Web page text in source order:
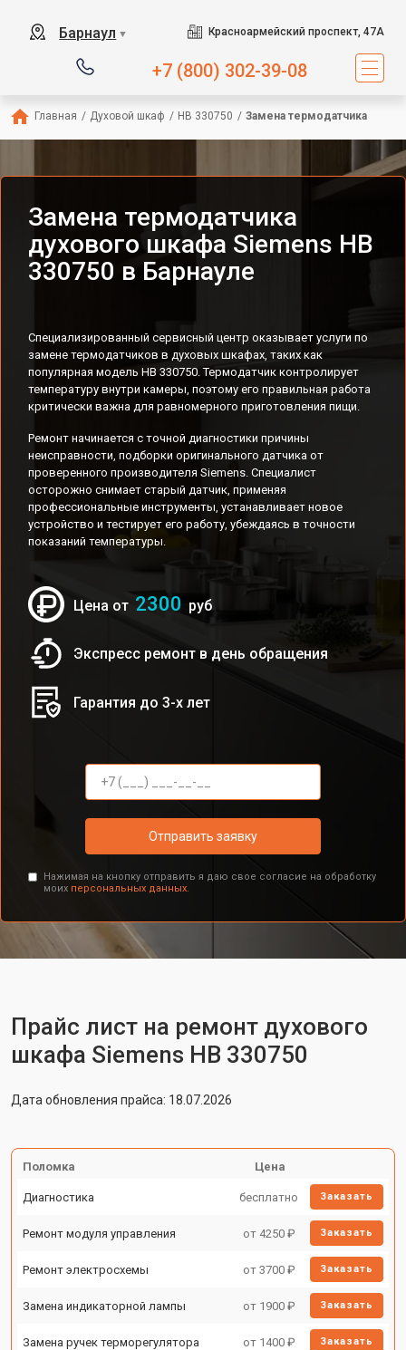
Барнаул ▼ Красноармейский проспект, 47А
+7 (800) 302-39-08
Главная / Духовой шкаф / HB 330750 / Замена термодатчика
Замена термодатчика
духового шкафа Siemens HB
330750 в Барнауле
Специализированный сервисный центр оказывает услуги по
замене термодатчиков в духовых шкафах, таких как
популярная модель HB 330750. Термодатчик контролирует
температуру внутри камеры, поэтому его правильная работа
критически важна для равномерного приготовления пищи.
Ремонт начинается с точной диагностики причины
неисправности, подборки оригинального датчика от
проверенного производителя Siemens. Специалист
осторожно снимает старый датчик, применяя
профессиональные инструменты, устанавливает новое
устройство и тестирует его работу, убеждаясь в точности
показаний температуры.
Цена от 2300 руб
Экспресс ремонт в день обращения
Гарантия до 3-х лет
Отправить заявку
Нажимая на кнопку отправить я даю свое согласие на обработку
моих персональных данных.
Прайс лист на ремонт духового
шкафа Siemens HB 330750
Дата обновления прайса: 18.07.2026
Поломка Цена
Диагностика бесплатно Заказать
Ремонт модуля управления от 4250 ₽ Заказать
Ремонт электросхемы от 3700 ₽ Заказать
Замена индикаторной лампы от 1900 ₽ Заказать
Замена ручек терморегулятора от 1400 ₽ Заказать